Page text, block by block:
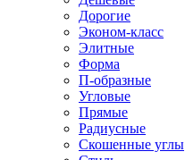
Дорогие
Эконом-класс
Элитные
Форма
П-образные
Угловые
Прямые
Радиусные
Скошенные углы